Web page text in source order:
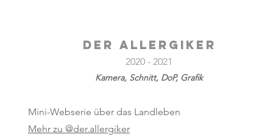
Der Allergiker
Mini-Webserie über das Landleben
Mehr zu @der.allergiker
2020 - 2021
Kamera, Schnitt, DoP, Grafik